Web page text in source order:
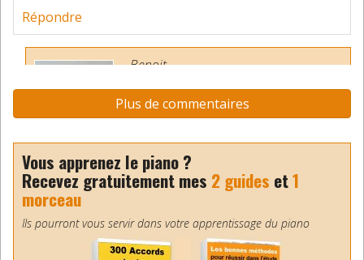
Répondre
Benoit
Merci Morgan. 2 belles références
aussi Max Richter et Philip Glass !
Répondre
Marie
Très intéressant Benoît, merci.
(J’avais pensé à Einaudi, mais je n’y
Plus de commentaires
Vous apprenez le piano ?
Recevez gratuitement mes 2 guides et1
morceau
Ils pourront vous servir dans votre apprentissage du piano